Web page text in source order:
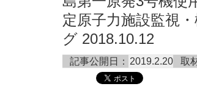
定原子力施設監視
グ 2018.10.12
記事公開日： 2019.2.20 取